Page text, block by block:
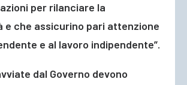
per rilanciare la
e che assicurino pari attenzione
e al lavoro indipendente”.
dal Governo devono